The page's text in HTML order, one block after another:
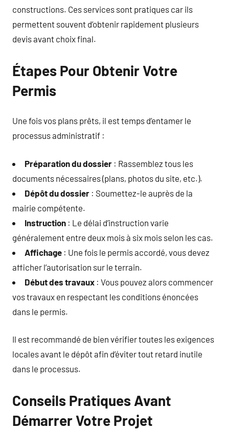
constructions. Ces services sont pratiques car ils
permettent souvent d’obtenir rapidement plusieurs
devis avant choix final.
Étapes Pour Obtenir Votre
Permis
Une fois vos plans prêts, il est temps d’entamer le
processus administratif :
Préparation du dossier : Rassemblez tous les
documents nécessaires (plans, photos du site, etc.).
Dépôt du dossier : Soumettez-le auprès de la
mairie compétente.
Instruction : Le délai d’instruction varie
généralement entre deux mois à six mois selon les cas.
Affichage : Une fois le permis accordé, vous devez
afficher l’autorisation sur le terrain.
Début des travaux : Vous pouvez alors commencer
vos travaux en respectant les conditions énoncées
dans le permis.
Il est recommandé de bien vérifier toutes les exigences
locales avant le dépôt afin d’éviter tout retard inutile
dans le processus.
Conseils Pratiques Avant
Démarrer Votre Projet